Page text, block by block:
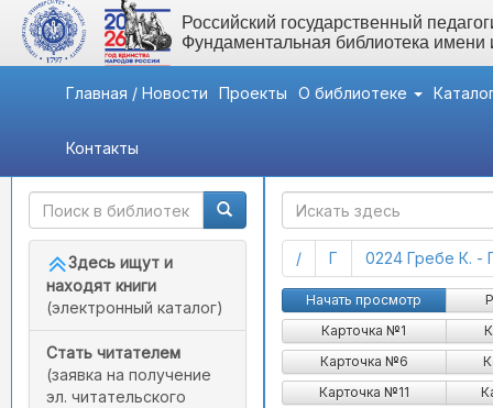
Российский государственный
Фундаментальная библиотека
Главная / Новости Проекты О библиотеке
Контакты
Быстрый доступ
Здесь ищут и
находят книги
(электронный каталог)
Стать читателем
(заявка на получение
эл. читательского
/(current)
Г (current)
0224 Гребе К. -
Начать просмотр
Карточка №1
Карточка №6
Карточка №11